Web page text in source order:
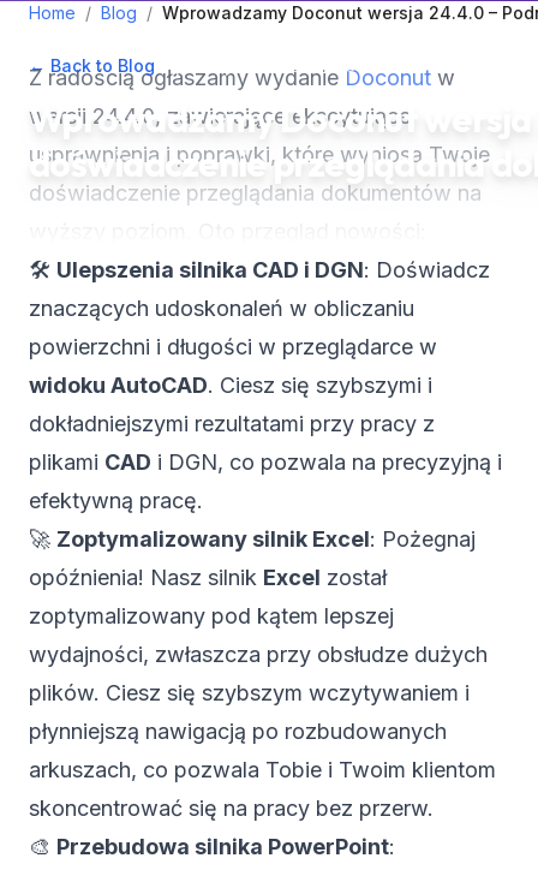
Home / Blog / Wprowadzamy Doconut wersja 24.4.0 –
← Back to Blog April 19, 2024 2 min read
Wprowadzamy Doconut wersja
doświadczenie przeglądania
Z radością ogłaszamy wydanie Doconut w
wersji 24.4.0, zawierające ekscytujące
usprawnienia i poprawki, które wyniosą Twoje
doświadczenie przeglądania dokumentów na
🛠️ Ulepszenia silnika CAD i DGN: Doświadcz
znaczących udoskonaleń w obliczaniu
powierzchni i długości w przeglądarce w
widoku AutoCAD. Ciesz się szybszymi i
dokładniejszymi rezultatami przy pracy z
plikami CAD i DGN, co pozwala na precyzyjną i
efektywną pracę.
🚀 Zoptymalizowany silnik Excel: Pożegnaj
opóźnienia! Nasz silnik Excel został
zoptymalizowany pod kątem lepszej
wydajności, zwłaszcza przy obsłudze dużych
plików. Ciesz się szybszym wczytywaniem i
płynniejszą nawigacją po rozbudowanych
arkuszach, co pozwala Tobie i Twoim klientom
skoncentrować się na pracy bez przerw.
🎨 Przebudowa silnika PowerPoint: